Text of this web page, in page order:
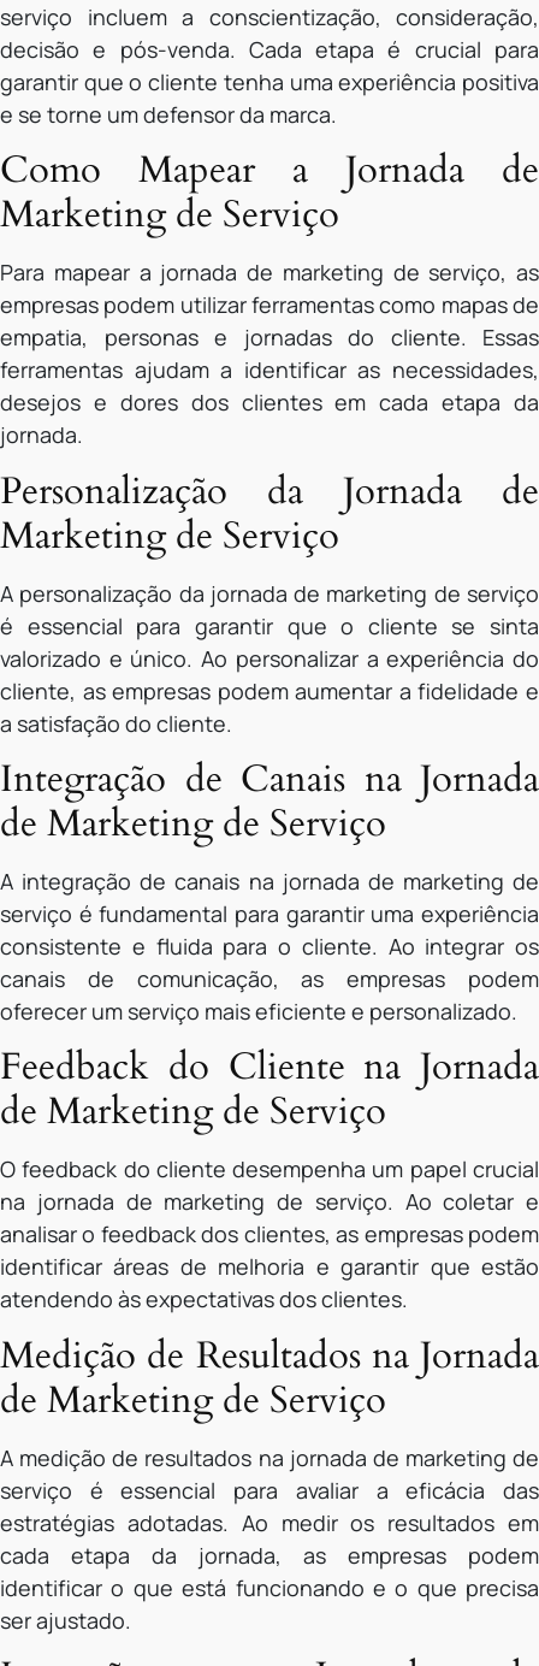
serviço incluem a conscientização, consideração,
decisão e pós-venda. Cada etapa é crucial para
garantir que o cliente tenha uma experiência positiva
e se torne um defensor da marca.
Como Mapear a Jornada de
Marketing de Serviço
Para mapear a jornada de marketing de serviço, as
empresas podem utilizar ferramentas como mapas de
empatia, personas e jornadas do cliente. Essas
ferramentas ajudam a identificar as necessidades,
desejos e dores dos clientes em cada etapa da
jornada.
Personalização da Jornada de
Marketing de Serviço
A personalização da jornada de marketing de serviço
é essencial para garantir que o cliente se sinta
valorizado e único. Ao personalizar a experiência do
cliente, as empresas podem aumentar a fidelidade e
a satisfação do cliente.
Integração de Canais na Jornada
de Marketing de Serviço
A integração de canais na jornada de marketing de
serviço é fundamental para garantir uma experiência
consistente e fluida para o cliente. Ao integrar os
canais de comunicação, as empresas podem
oferecer um serviço mais eficiente e personalizado.
Feedback do Cliente na Jornada
de Marketing de Serviço
O feedback do cliente desempenha um papel crucial
na jornada de marketing de serviço. Ao coletar e
analisar o feedback dos clientes, as empresas podem
identificar áreas de melhoria e garantir que estão
atendendo às expectativas dos clientes.
Medição de Resultados na Jornada
de Marketing de Serviço
A medição de resultados na jornada de marketing de
serviço é essencial para avaliar a eficácia das
estratégias adotadas. Ao medir os resultados em
cada etapa da jornada, as empresas podem
identificar o que está funcionando e o que precisa
ser ajustado.